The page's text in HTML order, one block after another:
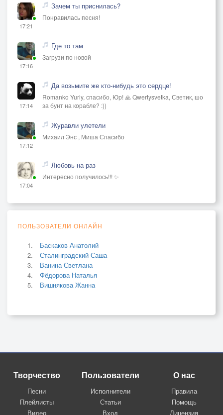
17:21
Зачем ты приснилась?
Понравилась песня!
17:16
Где то там
Загрузи по новой
17:14
Да возьмите же кто-нибудь это сердце!
Romanko Yuriy, спасибо, Юр! 🙏 Qwertysvetka, Светик, шо
за бунт на корабле? :))
17:12
Журавли улетели
Михаил Энс , Миша Спасибо
17:04
Любовь на раз
Интересно получилось!!! ✨
ПОЛЬЗОВАТЕЛИ ОНЛАЙН
Баскаков Анатолий
Сталинградский Саша
Ванина Светлана
Фёдорова Наталья
Вишнякова Жанна
Творчество
Песни
Плейлисты
Видео
Пользователи
Исполнители
Статьи
Вход
О нас
Правила
Помощь
Лицензия